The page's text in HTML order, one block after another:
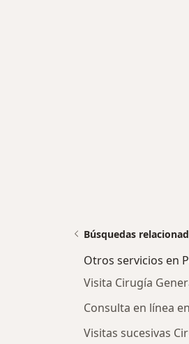
Búsquedas
Otros servicios en
Visita Cirugía
Consulta en línea
Visitas sucesivas